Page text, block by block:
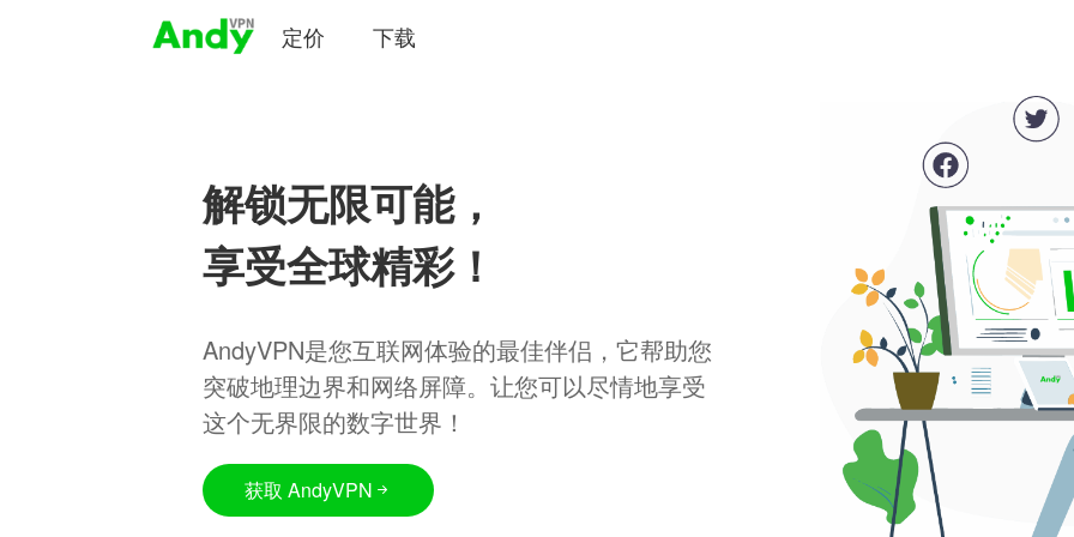
定价 下载
解锁无限可能，
享受全球精彩！
AndyVPN是您互联网体验的最佳伴侣，它帮助您
突破地理边界和网络屏障。让您可以尽情地享受
这个无界限的数字世界！
获取 AndyVPN